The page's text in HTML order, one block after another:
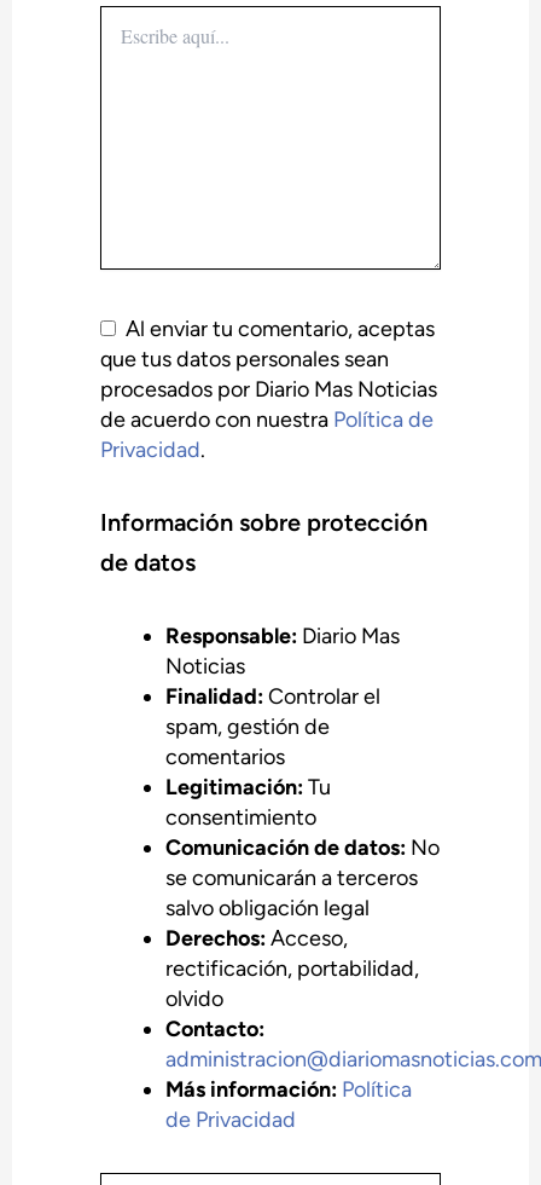
aquí...
Al enviar tu comentario, aceptas
que tus datos personales sean
procesados por Diario Mas Noticias
de acuerdo con nuestra Política de
Privacidad.
Información sobre protección
de datos
Responsable:Diario Mas
Noticias
Finalidad:Controlar el
spam, gestión de
comentarios
Legitimación:Tu
consentimiento
Comunicación de datos:No
se comunicarán a terceros
salvo obligación legal
Derechos:Acceso,
rectificación, portabilidad,
olvido
Contacto:
administracion@diariomasnoticias.com
Más información: Política
de Privacidad